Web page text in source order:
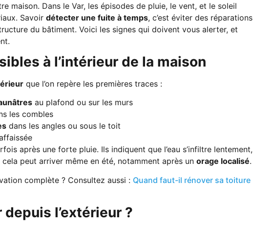
maison. Dans le Var, les épisodes de pluie, le vent, et le soleil
Savoir détecter une fuite à temps, c’est éviter des réparations
du bâtiment. Voici les signes qui doivent vous alerter, et
à l’intérieur de la maison
que l’on repère les premières traces :
au plafond ou sur les murs
les combles
dans les angles ou sous le toit
après une forte pluie. Ils indiquent que l’eau s’infiltre lentement,
cela peut arriver même en été, notamment après un orage localisé.
complète ? Consultez aussi : Quand faut-il rénover sa toiture
depuis l’extérieur ?